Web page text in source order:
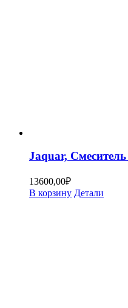
Jaquar,
13600,00₽
В корзину Детали